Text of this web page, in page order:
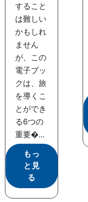
すること
は難しい
かもしれ
ません
が、この
電子ブッ
クは、旅
を導くこ
とができ
る6つの
重要�...
もっ
と見
る